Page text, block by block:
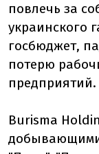
повлечь за
украинского
госбюджет,
потерю
предприятий.
Burisma